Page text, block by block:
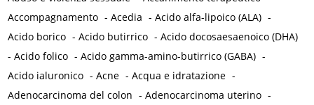
Accompagnamento -Acedia -Acido alfa-lipoico (ALA) -
Acido borico -Acido butirrico -Acido docosaesaenoico (DHA)
-Acido folico -Acido gamma-amino-butirrico (GABA) -
Acido ialuronico -Acne -Acqua e idratazione -
Adenocarcinoma del colon -Adenocarcinoma uterino -